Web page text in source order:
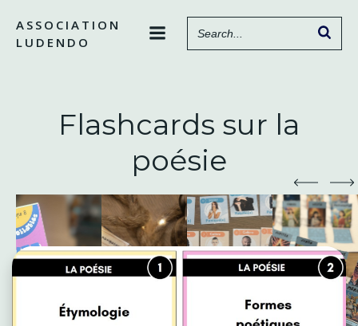
contenu
ASSOCIATION
LUDENDO
Flashcards sur la
poésie